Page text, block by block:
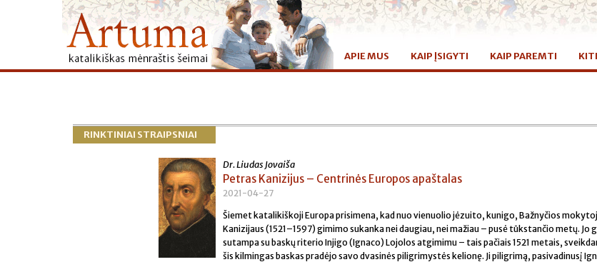
APIE MUS KAIP ĮSIGYTI KAIP PAREMTI
RINKTINIAI STRAIPSNIAI
Dr. Liudas Jovaiša
Petras Kanizijus – Centrinės Europos apaštalas
2021-04-27
Šiemet katalikiškoji Europa prisimena, kad nuo vienuolio jėzuito, kunigo, Bažnyčios
Kanizijaus (1521–1597) gimimo sukanka nei daugiau, nei mažiau – pusė tūkstančio metų. Jo
sutampa su baskų riterio Injigo (Ignaco) Lojolos atgimimu – tais pačiais 1521 metais,
šis kilmingas baskas pradėjo savo dvasinės piligrimystės kelionę. Ji piligrimą, pasivadinusį